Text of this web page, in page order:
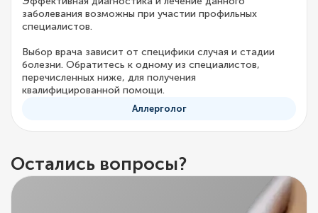
заболевания возможны при участии профильных
специалистов.
Выбор врача зависит от специфики случая и стадии
болезни. Обратитесь к одному из специалистов,
перечисленных ниже, для получения
квалифицированной помощи.
Аллерголог
Остались вопросы?